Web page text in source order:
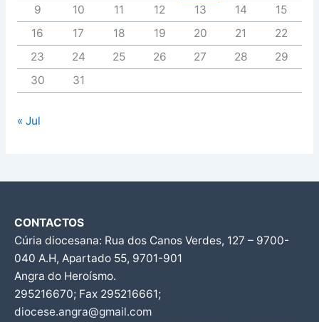
9
10 11 12 13 14
15
16
17 18 19 20 21
22
23
24 25 26 27 28
29
30
31
« Jul
CONTACTOS
Cúria diocesana: Rua dos Canos Verdes, 127 – 9700-
040 A.H, Apartado 55, 9701-901
Angra do Heroísmo.
295216670; Fax 295216661;
diocese.angra@gmail.com